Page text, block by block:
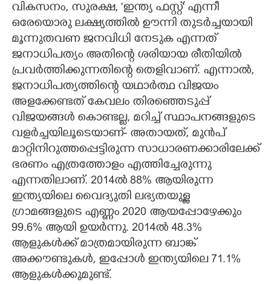
വികസനം, സുരക്ഷ, 'ഇന്ത്യ ഫസ്റ്റ്' എന്നീ
ഒരേയൊരു ലക്ഷ്യത്തിൽ ഊന്നി തുടർച്ചയായി
മൂന്നുതവണ ജനവിധി നേടുക എന്നത്
ജനാധിപത്യം അതിന്റെ ശരിയായ രീതിയിൽ
പ്രവർത്തിക്കുന്നതിന്റെ തെളിവാണ്. എന്നാൽ,
ജനാധിപത്യത്തിന്റെ യഥാർത്ഥ വിജയം
അളക്കേണ്ടത് കേവലം തിരഞ്ഞെടുപ്പ്
വിജയങ്ങൾ കൊണ്ടല്ല, മറിച്ച് സ്ഥാപനങ്ങളുടെ
വളർച്ചയിലൂടെയാണ്- അതായത്, മുൻപ്
മാറ്റിനിറുത്തപ്പെട്ടിരുന്ന സാധാരണക്കാരിലേക്ക്
ഭരണം എത്രത്തോളം എത്തിച്ചേരുന്നു
എന്നതിലാണ്. 2014ൽ 88% ആയിരുന്ന
ഇന്ത്യയിലെ വൈദ്യുതി ലഭ്യതയുള്ള
ഗ്രാമങ്ങളുടെ എണ്ണം 2020 ആയപ്പോഴേക്കും
99.6% ആയി ഉയർന്നു. 2014ൽ 48.3%
ആളുകൾക്ക് മാത്രമായിരുന്ന ബാങ്ക്
അക്കൗണ്ടുകൾ, ഇപ്പോൾ ഇന്ത്യയിലെ 71.1%
ആളുകൾക്കുമുണ്ട്. ​